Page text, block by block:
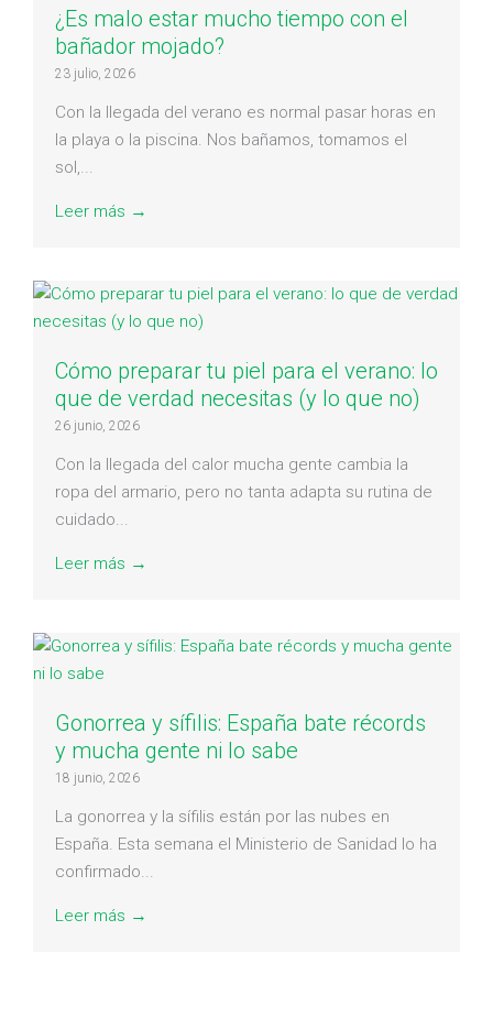
¿Es malo estar mucho tiempo con el
bañador mojado?
23 julio, 2026
Con la llegada del verano es normal pasar horas en
la playa o la piscina. Nos bañamos, tomamos el
sol,...
Leer más →
Cómo preparar tu piel para el verano: lo
que de verdad necesitas (y lo que no)
26 junio, 2026
Con la llegada del calor mucha gente cambia la
ropa del armario, pero no tanta adapta su rutina de
cuidado...
Leer más →
Gonorrea y sífilis: España bate récords
y mucha gente ni lo sabe
18 junio, 2026
La gonorrea y la sífilis están por las nubes en
España. Esta semana el Ministerio de Sanidad lo ha
confirmado...
Leer más →